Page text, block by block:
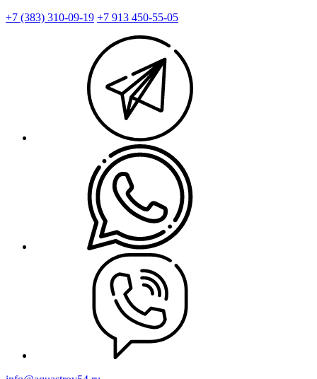
+7 (383) 310-09-19 +7 913 450-55-05